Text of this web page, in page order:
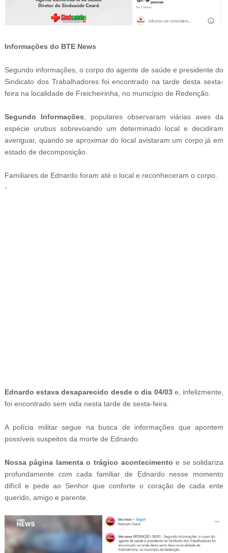
Informações do BTE News
Segundo informações, o corpo do agente de saúde e presidente do
Sindicato dos Trabalhadores foi encontrado na tarde desta sexta-
feira na localidade de Freicheirinha, no município de Redenção.
Segundo Informações , populares observaram viárias aves da
espécie urubus sobrevoando um determinado local e decidiram
averiguar, quando se aproximar do local avistaram um corpo já em
estado de decomposição.
Familiares de Ednardo foram até o local e reconheceram o corpo.
-
Ednardo estava desaparecido desde o dia 04/03e, infelizmente,
foi encontrado sem vida nesta tarde de sexta-feira.
A polícia militar segue na busca de informações que apontem
possíveis suspeitos da morte de Ednardo.
Nossa página lamenta o trágico acontecimento e se solidariza
profundamente com cada familiar de Ednardo nesse momento
difícil e pede ao Senhor que conforte o coração de cada ente
querido, amigo e parente.